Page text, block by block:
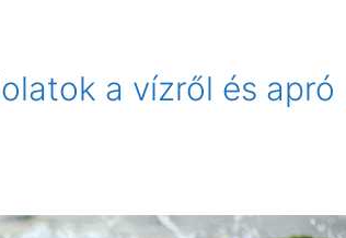
a vízről és apró